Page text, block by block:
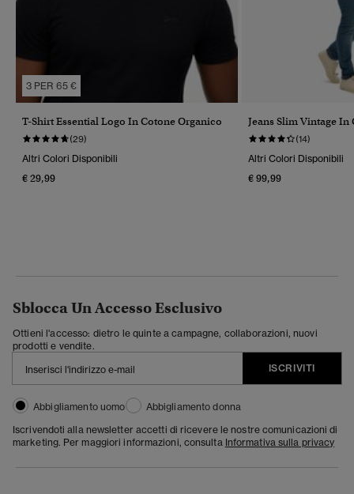
3 PER 65 €
T-Shirt Essential Logo In Cotone Organico
(29)
Altri Colori Disponibili
€ 29,99
Jeans Slim Vintage
(14)
Altri Colori Disponibili
€ 99,99
Sblocca Un Accesso Esclusivo
Ottieni l'accesso: dietro le quinte a campagne, collaborazioni, nuovi
prodotti e vendite.
ISCRIVITI
Abbigliamento uomo
Abbigliamento donna
Iscrivendoti alla newsletter accetti di ricevere le nostre comunicazioni di
marketing. Per maggiori informazioni, consulta Informativa sulla privacy